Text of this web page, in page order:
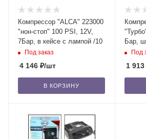
Компрессор "ALCA" 223000
"нон-стоп" 100 PSI, 12V,
7Бар, в кейсе с лампой /10
Под заказ
4 146 ₽/шт
В КОРЗИНУ
Бар,
Под
1 913